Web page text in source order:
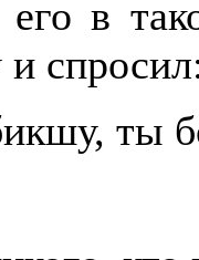
в
ты